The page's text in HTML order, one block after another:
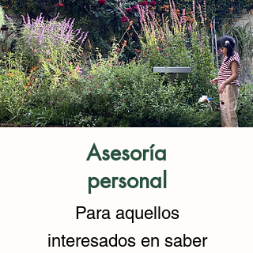
Asesoría
personal
Para aquellos
interesados en saber